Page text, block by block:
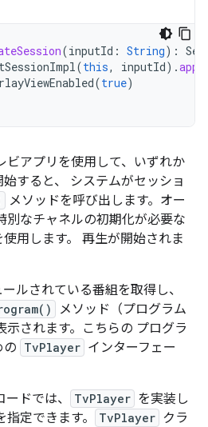
(inputId : String):
(this, inputId).
(true)
ビアプリを使用して、いずれか
すると、 システムがセッショ
メソッドを呼び出します。オー
別なチャネルの初期化が必要な
用します。 再生が開始されま
ルされている番組を取得し、
メソッド（プログラム
示されます。こちらの プログラ
の TvPlayer インターフェー
ドでは、
TvPlayer を実装し
定できます。
TvPlayer クラ